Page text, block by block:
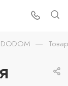
—